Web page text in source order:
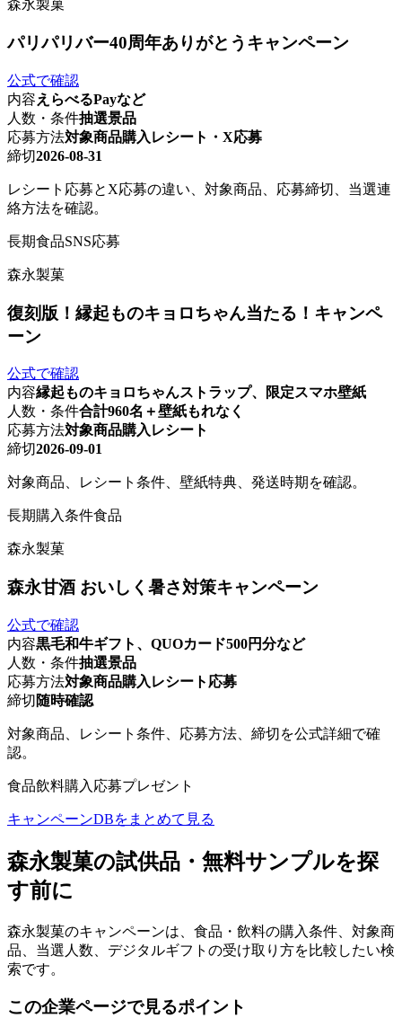
森永製菓
パリパリバー40周年ありがとうキャンペーン
公式で確認
内容えらべるPayなど
人数・条件抽選景品
応募方法対象商品購入レシート・X応募
締切2026-08-31
レシート応募とX応募の違い、対象商品、応募締切、当選連
絡方法を確認。
長期食品SNS応募
森永製菓
復刻版！縁起ものキョロちゃん当たる！キャンペ
ーン
公式で確認
内容縁起ものキョロちゃんストラップ、限定スマホ壁紙
人数・条件合計960名＋壁紙もれなく
応募方法対象商品購入レシート
締切2026-09-01
対象商品、レシート条件、壁紙特典、発送時期を確認。
長期購入条件食品
森永製菓
森永甘酒 おいしく暑さ対策キャンペーン
公式で確認
内容黒毛和牛ギフト、QUOカード500円分など
人数・条件抽選景品
応募方法対象商品購入レシート応募
締切随時確認
対象商品、レシート条件、応募方法、締切を公式詳細で確
認。
食品飲料購入応募プレゼント
キャンペーンDBをまとめて見る
森永製菓の試供品・無料サンプルを探
す前に
森永製菓のキャンペーンは、食品・飲料の購入条件、対象商
品、当選人数、デジタルギフトの受け取り方を比較したい検
索です。
この企業ページで見るポイント